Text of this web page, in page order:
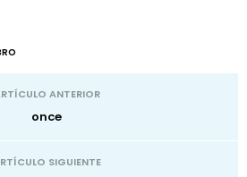
ANTERIOR
once
SIGUIENTE